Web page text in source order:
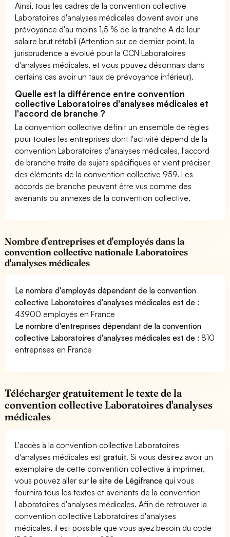
Ainsi, tous les cadres de la convention collective
Laboratoires d'analyses médicales doivent avoir une
prévoyance d'au moins 1,5 % de la tranche A de leur
salaire brut rétabli (Attention sur ce dernier point, la
jurisprudence a évolué pour la CCN Laboratoires
d'analyses médicales, et vous pouvez désormais dans
certains cas avoir un taux de prévoyance inférieur).
Quelle est la différence entre convention
collective Laboratoires d'analyses médicales et
l'accord de branche ?
La convention collective définit un ensemble de règles
pour toutes les entreprises dont l'activité dépend de la
convention Laboratoires d'analyses médicales, l'accord
de branche traite de sujets spécifiques et vient préciser
des éléments de la convention collective 959. Les
accords de branche peuvent être vus comme des
avenants ou annexes de la convention collective.
Nombre d'entreprises et d'employés dans la
convention collective nationale Laboratoires
d'analyses médicales
Le nombre d'employés dépendant de la convention
collective Laboratoires d'analyses médicales est de :
43900 employés en France
Le nombre d'entreprises dépendant de la convention
collective Laboratoires d'analyses médicales est de :810
entreprises en France
Télécharger gratuitement le texte de la
convention collective Laboratoires d'analyses
médicales
L'accès à la convention collective Laboratoires
d'analyses médicales estgratuit. Si vous désirez avoir un
exemplaire de cette convention collective à imprimer,
vous pouvez aller surle site de Légifrance qui vous
fournira tous les textes et avenants de la convention
Laboratoires d'analyses médicales. Afin de retrouver la
convention collective Laboratoires d'analyses
médicales, il est possible que vous ayez besoin du code